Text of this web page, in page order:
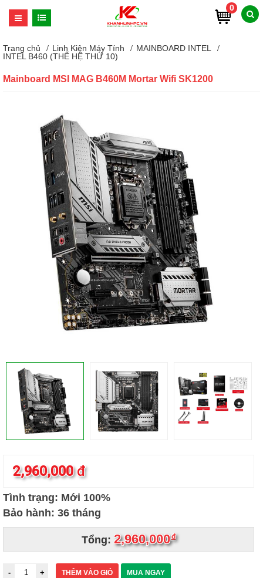
0
Trang chủ Linh Kiện Máy Tính
MAINBOARD INTEL
INTEL B460 (THẾ HỆ THỨ 10)
Mainboard MSI MAG B460M Mortar Wifi SK1200
2,960,000đ
Tình trạng: Mới 100%
Bảo hành: 36 tháng
Tổng: 2,960,000đ
THÊM VÀO GIỎ MUA NGAY